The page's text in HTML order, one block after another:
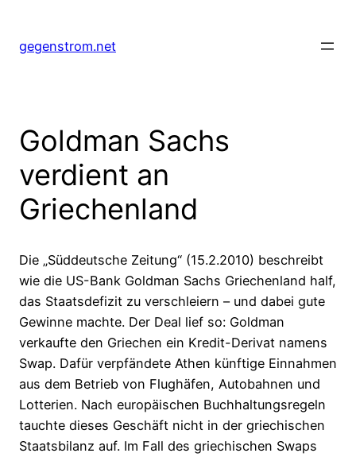
springen
gegenstrom.net
Goldman Sachs
verdient an
Griechenland
Die „Süddeutsche Zeitung“ (15.2.2010) beschreibt
wie die US-Bank Goldman Sachs Griechenland half,
das Staatsdefizit zu verschleiern – und dabei gute
Gewinne machte. Der Deal lief so: Goldman
verkaufte den Griechen ein Kredit-Derivat namens
Swap. Dafür verpfändete Athen künftige Einnahmen
aus dem Betrieb von Flughäfen, Autobahnen und
Lotterien. Nach europäischen Buchhaltungsregeln
tauchte dieses Geschäft nicht in der griechischen
Staatsbilanz auf. Im Fall des griechischen Swaps